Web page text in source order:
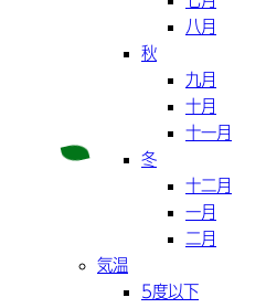
八月
秋
九月
十月
十一月
冬
十二月
一月
二月
気温
5度以下